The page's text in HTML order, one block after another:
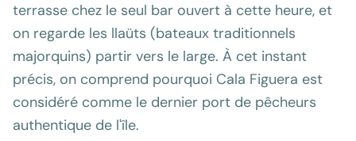
terrasse chez le seul bar ouvert à cette heure, et
on regarde les llaüts (bateaux traditionnels
majorquins) partir vers le large. À cet instant
précis, on comprend pourquoi Cala Figuera est
considéré comme le dernier port de pêcheurs
authentique de l'île.